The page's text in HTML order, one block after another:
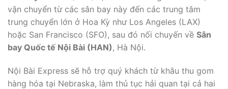
vận chuyển từ các sân bay này đến các trung tâm
trung chuyển lớn ở Hoa Kỳ như Los Angeles (LAX)
hoặc San Francisco (SFO), sau đó nối chuyến về Sân
bay Quốc tế Nội Bài (HAN) , Hà Nội.
Nội Bài Express sẽ hỗ trợ quý khách từ khâu thu gom
hàng hóa tại Nebraska, làm thủ tục hải quan tại cả hai